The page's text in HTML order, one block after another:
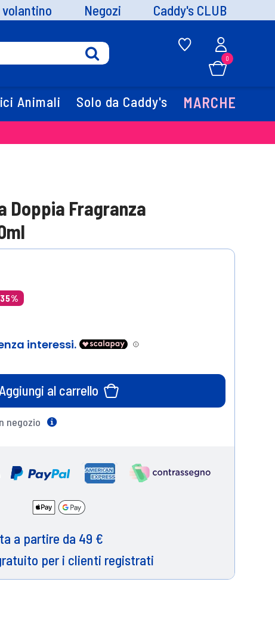
Negozi Caddy's CLUB
0
Animali Solo da Caddy's MARCHE
Doppia Fragranza
al carrello
negozio
a partire da 49 €
per i clienti registrati